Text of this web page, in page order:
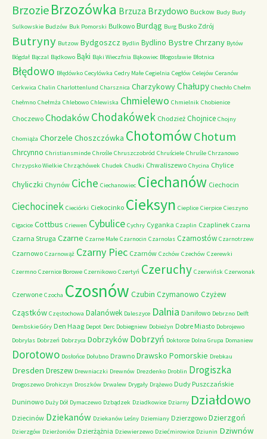
Brzozie Brzozówka Brzuza Brzydowo Buckow Budy Budy
Sulkowskie Budzów Buk Pomorski Bulkowo Burdąg Burg Busko Zdrój
Butryny Butzow Bydgoszcz Bydlin Bydlino Bystre Chrzany Bytów
Bógdał Bączal Bądkowo Bąki Bąki Wieczfnia Bąkowiec Błogosławie Błotnica
Błędowo Błędówko Cecylówka Cedry Małe Cegielnia Cegłów Celejów Ceranów
Cerkwica Chalin Charlottenlund Charsznica CharzykowyChałupy Chechło Chełm
Chełmno Chełmża Chlebowo Chlewiska Chmielewo Chmielnik Chobienice
Choczewo ChodakówChodakówek Chodzież Chojnice Chojny
Chomiąża Chorzele Choszczówka ChotomówChotum
Chrcynno Christiansminde Chrośle Chruszczobród Chruściele Chruśle Chrzanowo
Chrzypsko Wielkie Chrząchówek Chudek Chudki Chwaliszewo Chycina Chylice
Chyliczki Chynów Ciche Ciechanowiec Ciechanów Ciechocin
Ciechocinek Cieciórki Ciekocinko Cieksyn Cieplice Cierpice Cieszyno
Cigacice Cottbus Criewen Cybulice Cychry Cyganka Czaplin Czaplinek Czarna
Czarna Struga Czarne Czarne Małe Czarnocin Czarnolas Czarnostów Czarnotrzew
Czarnowo Czarnowąż Czarny Piec Czarnów Czchów Czechów Czerewki
Czermno Czernice Borowe Czernikowo Czertyń Czeruchy Czerwińsk Czerwonak
Czerwone Czocha Czosnów Czubin Czymanowo Czyżew
Cząstków Częstochowa Dalanówek Daleszyce Dalnia Daniłowo Debrzno Delft
Dembskie Góry Den Haag Depot Derc Dobiegniew Dobieżyn Dobre Miasto Dobrojewo
Dobrylas Dobrzeń Dobrzyca Dobrzyków Dobrzyń Doktorce Dolna Grupa Domaniew
Dorotowo Dosłońce Dołubno Drawno Drawsko Pomorskie Drebkau
Dresden Dreszew Drewniaczki Drewnów Drezdenko Droblin Drogiszka
Drogoszewo Drohiczyn Droszków Drwalew Drygały Drążewo Dudy Puszczańskie
Duninowo Duży Dół Dymaczewo Dzbądzek Dziadkowice Dziarny Działdowo
Dziecinów Dziekanów Dziekanów Leśny Dziemiany Dzierzgowo Dzierzgoń
Dzierzgów Dzierżoniów Dzierżążnia Dziewierzewo Dziećmirowice Dziunin Dziwnów